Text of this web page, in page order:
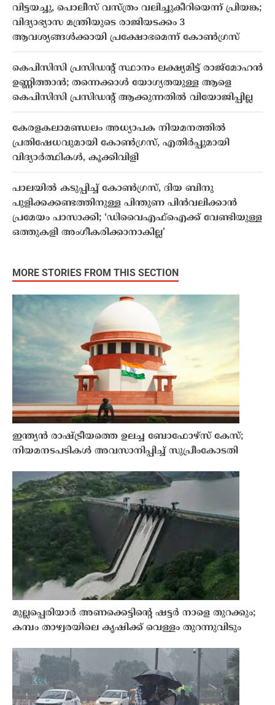
വിട്ടയച്ചു, പൊലീസ് വസ്ത്രം വലിച്ചുകീറിയെന്ന് പ്രിയങ്ക;
വിദ്യാഭ്യാസ മന്ത്രിയുടെ രാജിയടക്കം 3
ആവശ്യങ്ങൾക്കായി പ്രക്ഷോഭമെന്ന് കോൺഗ്രസ്
കെപിസിസി പ്രസിഡന്റ് സ്ഥാനം ലക്ഷ്യമിട്ട് രാജ്മോഹൻ
ഉണ്ണിത്താൻ; തന്നെക്കാൾ യോഗ്യതയുള്ള ആളെ
കെപിസിസി പ്രസിഡന്റ് ആക്കുന്നതിൽ വിയോജിപ്പില്ല
കേരളകലാമണ്ഡലം അധ്യാപക നിയമനത്തിൽ
പ്രതിഷേധവുമായി കോൺഗ്രസ്, എതിർപ്പുമായി
വിദ്യാർത്ഥികൾ, കൂക്കിവിളി
പാലയിൽ കടുപ്പിച്ച് കോൺഗ്രസ്, ദിയ ബിനു
പുളിക്കക്കണ്ടത്തിനുള്ള പിന്തുണ പിൻവലിക്കാൻ
പ്രമേയം പാസാക്കി; ‘ഡിവൈഎഫ്ഐക്ക് വേണ്ടിയുള്ള
ഒത്തുകളി അംഗീകരിക്കാനാകില്ല’
MORE STORIES FROM THIS SECTION
ഇന്ത്യൻ രാഷ്ട്രീയത്തെ ഉലച്ച ബോഫോഴ്‌സ് കേസ്;
നിയമനടപടികൾ അവസാനിപ്പിച്ച് സുപ്രീംകോടതി
മുല്ലപ്പെരിയാർ അണക്കെട്ടിന്റെ ഷട്ടർ നാളെ തുറക്കും;
കമ്പം താഴ്വരയിലെ കൃഷിക്ക് വെള്ളം തുറന്നുവിടും